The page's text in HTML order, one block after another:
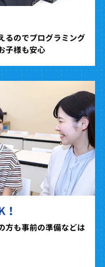
るのでプログラミング
子様も安心
方も事前の準備などは